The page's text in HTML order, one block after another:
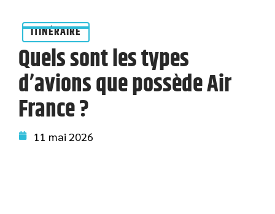
ITINÉRAIRE
Quels sont les types
d’avions que possède Air
France ?
11 mai 2026